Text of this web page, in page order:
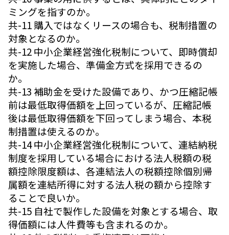
ミングを指すのか。
共-11 購入ではなくリースの場合も、税制措置の
対象となるのか。
共-12 中小企業経営強化税制について、即時償却
を実施した場合、準備金方式を採用できるの
か。
共-13 補助金を受けた設備であり、かつ圧縮記帳
前は最低取得価額を上回っているが、圧縮記帳
後は最低取得価額を下回ってしまう場合、本税
制措置は使えるのか。
共-14 中小企業経営強化税制について、連結納税
制度を採用している場合における法人税額の税
額控除限度額は、各連結法人の税額控除個別帰
属額を連結所得に対する法人税の額から控除す
ることで良いか。
共-15 自社で製作した設備を対象とする場合、取
得価額には人件費等も含まれるのか。